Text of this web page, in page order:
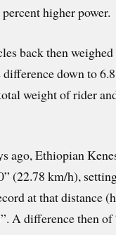
higher power.
back then
down to
weight of rider
ago, Ethiopian
(22.78 km/h),
at that distance
A difference then of